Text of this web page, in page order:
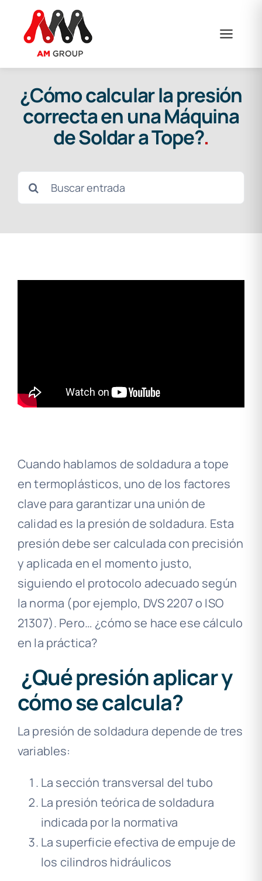
content
¿Cómo calcular la presión
correcta en una Máquina
de Soldar a Tope?.
Search
for:
Cuando hablamos de soldadura a tope
en termoplásticos, uno de los factores
clave para garantizar una unión de
calidad es la presión de soldadura. Esta
presión debe ser calculada con precisión
y aplicada en el momento justo,
siguiendo el protocolo adecuado según
la norma (por ejemplo, DVS 2207 o ISO
21307). Pero… ¿cómo se hace ese cálculo
en la práctica?
¿Qué presión aplicar y
cómo se calcula?
La presión de soldadura depende de tres
variables:
La sección transversal del tubo
La presión teórica de soldadura
indicada por la normativa
La superficie efectiva de empuje de
los cilindros hidráulicos